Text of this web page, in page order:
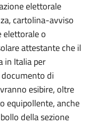
elettorale
cartolina-avviso
elettorale o
attestante che il
in Italia per
di
esibire, oltre
equipollente, anche
della sezione